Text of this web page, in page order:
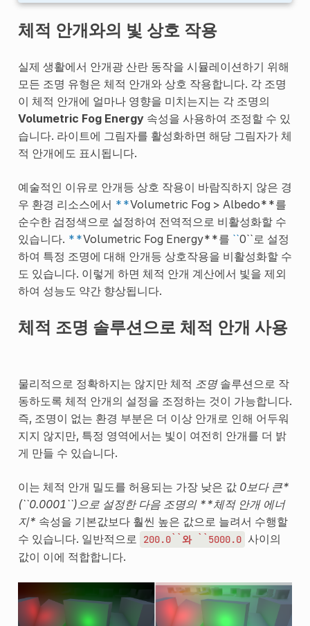
체적 안개와의 빛 상호 작용
실제 생활에서 안개광 산란 동작을 시뮬레이션하기 위해
모든 조명 유형은 체적 안개와 상호 작용합니다. 각 조명
이 체적 안개에 얼마나 영향을 미치는지는 각 조명의
Volumetric Fog Energy속성을 사용하여 조정할 수 있
습니다. 라이트에 그림자를 활성화하면 해당 그림자가 체
적 안개에도 표시됩니다.
예술적인 이유로 안개등 상호 작용이 바람직하지 않은 경
우 환경 리소스에서 **Volumetric Fog > Albedo**를
순수한 검정색으로 설정하여 전역적으로 비활성화할 수
있습니다. **Volumetric Fog Energy**를 ``0``로 설정
하여 특정 조명에 대해 안개등 상호작용을 비활성화할 수
도 있습니다. 이렇게 하면 체적 안개 계산에서 빛을 제외
하여 성능도 약간 향상됩니다.
체적 조명 솔루션으로 체적 안개 사용
물리적으로 정확하지는 않지만 체적 조명솔루션으로 작
동하도록 체적 안개의 설정을 조정하는 것이 가능합니다.
즉, 조명이 없는 환경 부분은 더 이상 안개로 인해 어두워
지지 않지만, 특정 영역에서는 빛이 여전히 안개를 더 밝
게 만들 수 있습니다.
이는 체적 안개 밀도를 허용되는 가장 낮은 값 0보다 큰*
(``0.0001``)으로 설정한 다음 조명의 **체적 안개 에너
지* 속성을 기본값보다 훨씬 높은 값으로 늘려서 수행할
수 있습니다. 일반적으로
200.0``와 ``5000.0 사이의
값이 이에 적합합니다.